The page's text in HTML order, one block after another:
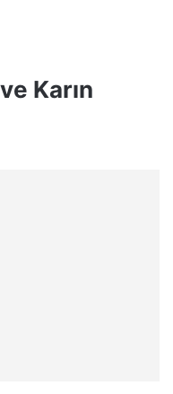
Karın